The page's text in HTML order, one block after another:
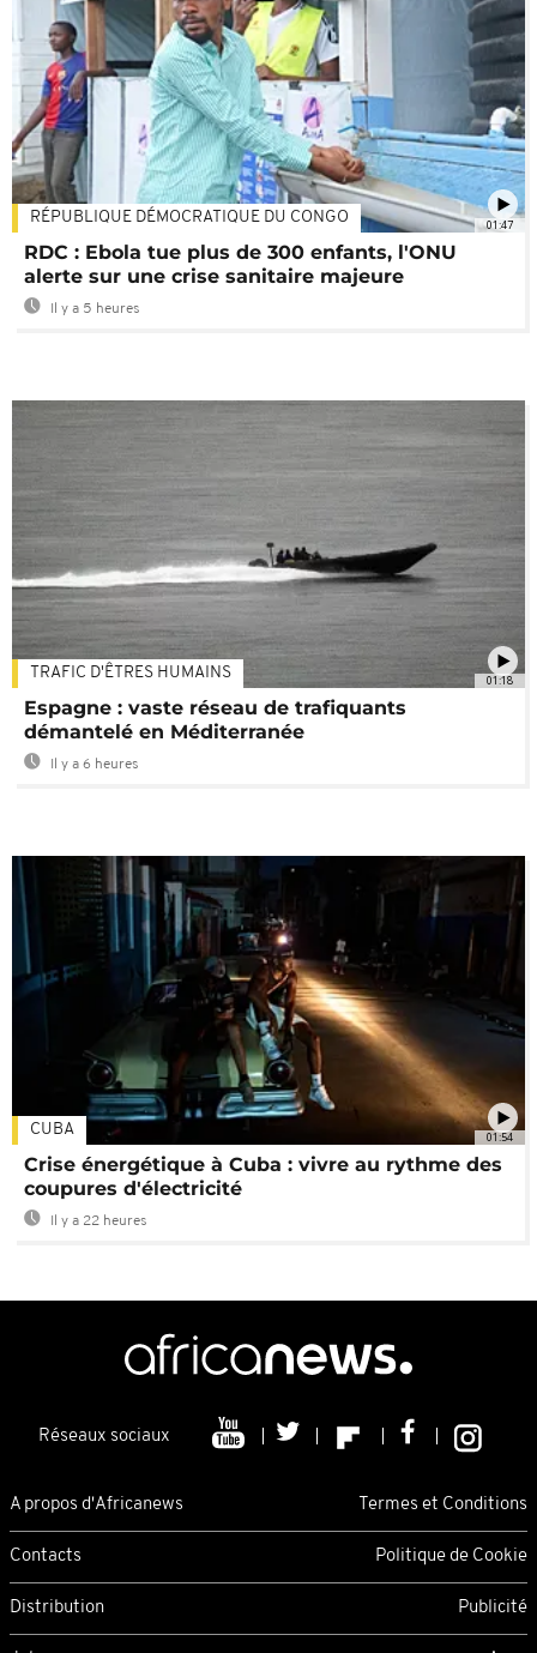
01:47
RÉPUBLIQUE DÉMOCRATIQUE DU CONGO
RDC : Ebola tue plus de 300 enfants, l'ONU
alerte sur une crise sanitaire majeure
Il y a 5 heures
01:18
TRAFIC D'ÊTRES HUMAINS
Espagne : vaste réseau de trafiquants
démantelé en Méditerranée
Il y a 6 heures
01:54
CUBA
Crise énergétique à Cuba : vivre au rythme des
coupures d'électricité
Il y a 22 heures
Réseaux sociaux
A propos d'Africanews Termes et Conditions
Contacts Politique de Cookie
Distribution Publicité